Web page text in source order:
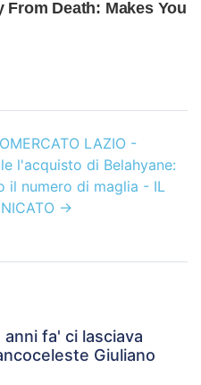
LAZIO -
l'acquisto di Belahyane:
il numero di maglia - IL
→
anni fa' ci lasciava
Giuliano